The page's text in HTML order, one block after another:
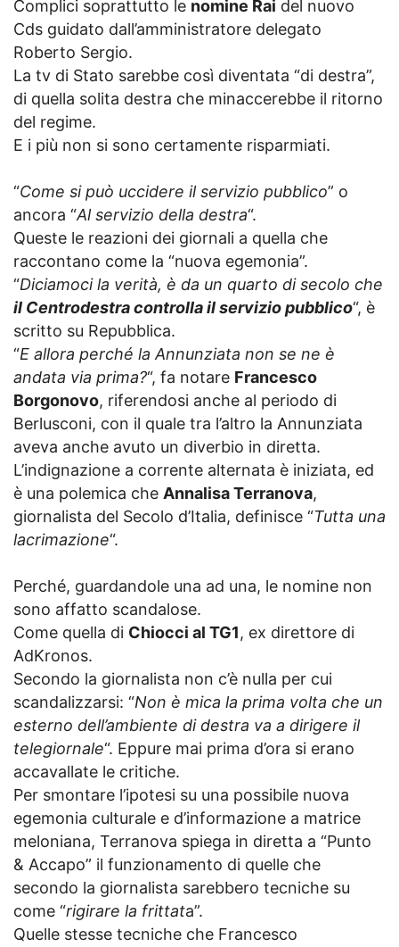
Complici soprattutto le nomine Rai del nuovo
Cds guidato dall’amministratore delegato
Roberto Sergio.
La tv di Stato sarebbe così diventata “di destra”,
di quella solita destra che minaccerebbe il ritorno
del regime.
E i più non si sono certamente risparmiati.
“Come si può uccidere il servizio pubblico” o
ancora “Al servizio della destra“.
Queste le reazioni dei giornali a quella che
raccontano come la “nuova egemonia”.
“Diciamoci la verità, è da un quarto di secolo che
il Centrodestra controlla il servizio pubblico“, è
scritto su Repubblica.
“E allora perché la Annunziata non se ne è
andata via prima?“, fa notare Francesco
Borgonovo, riferendosi anche al periodo di
Berlusconi, con il quale tra l’altro la Annunziata
aveva anche avuto un diverbio in diretta.
L’indignazione a corrente alternata è iniziata, ed
è una polemica che Annalisa Terranova,
giornalista del Secolo d’Italia, definisce “Tutta una
lacrimazione“.
Perché, guardandole una ad una, le nomine non
sono affatto scandalose.
Come quella di Chiocci al TG1, ex direttore di
AdKronos.
Secondo la giornalista non c’è nulla per cui
scandalizzarsi: “Non è mica la prima volta che un
esterno dell’ambiente di destra va a dirigere il
telegiornale“. Eppure mai prima d’ora si erano
accavallate le critiche.
Per smontare l’ipotesi su una possibile nuova
egemonia culturale e d’informazione a matrice
meloniana, Terranova spiega in diretta a “Punto
& Accapo” il funzionamento di quelle che
secondo la giornalista sarebbero tecniche su
come “rigirare la frittata”.
Quelle stesse tecniche che Francesco